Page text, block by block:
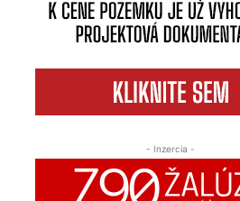
- Inzercia -